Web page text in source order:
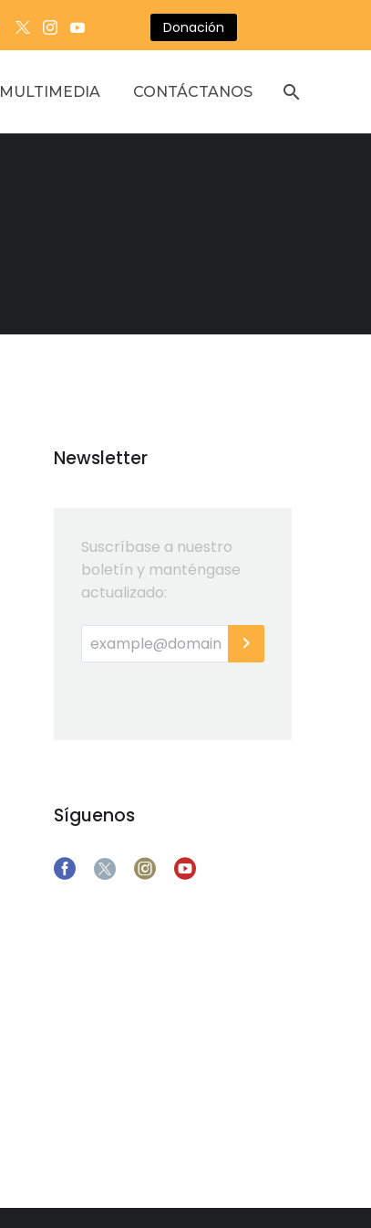
Donación
MULTIMEDIA CONTÁCTANOS
Newsletter
Suscríbase a nuestro
boletín y manténgase
actualizado:
Síguenos